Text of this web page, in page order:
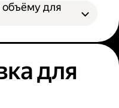
объёму для
для